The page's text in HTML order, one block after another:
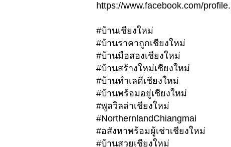
https://www.facebook.com/
#บ้านเชียงใหม่
#บ้านราคาถูกเชียงใหม่
#บ้านมือสองเชียงใหม่
#บ้านสร้างใหม่เชียงใหม่
#บ้านทำเลดีเชียงใหม่
#บ้านพร้อมอยู่เชียงใหม่
#พูลวิลล่าเชียงใหม่
#NorthernlandChiangmai
#อสังหาพร้อมผู้เช่าเชียงใหม่
#บ้านสวยเชียงใหม่